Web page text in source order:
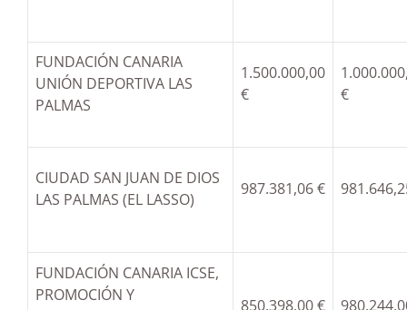
FUNDACIÓN CANARIA
UNIÓN DEPORTIVA LAS
PALMAS
1.500.000,00
€
€
CIUDAD SAN JUAN DE DIOS
LAS PALMAS (EL LASSO)
987.381,06 €
FUNDACIÓN CANARIA ICSE,
PROMOCIÓN Y
850.398,00 €